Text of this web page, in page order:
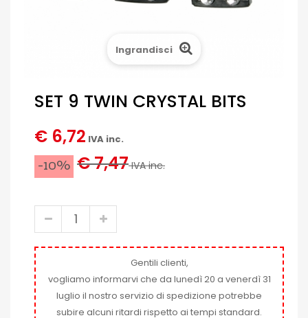
Ingrandisci
SET 9 TWIN CRYSTAL BITS
€ 6,72 IVA inc.
-10% € 7,47IVA inc.
Gentili clienti,
vogliamo informarvi che da lunedì 20 a venerdì 31
luglio il nostro servizio di spedizione potrebbe
subire alcuni ritardi rispetto ai tempi standard.